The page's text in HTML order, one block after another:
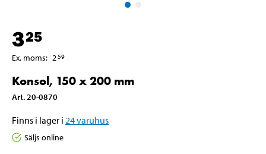
325
Ex. moms: 259
Konsol, 150 x 200 mm
Art. 20-0870
Finns i lager i 24varuhus
Säljs online